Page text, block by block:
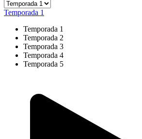
Temporada 1
Temporada 1
Temporada 2
Temporada 3
Temporada 4
Temporada 5